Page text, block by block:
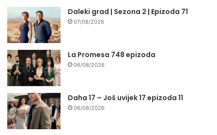
Daleki grad | Sezona 2 | Epizoda 71
07/08/2026
La Promesa 748 epizoda
06/08/2026
Daha 17 – Još uvijek 17 epizoda 11
06/08/2026